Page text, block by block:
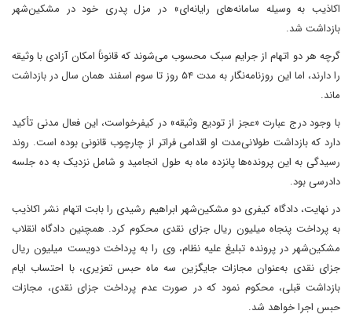
اکاذیب به وسیله سامانه‌های رایانه‌ای» در مزل پدری خود در مشکین‌شهر
بازداشت شد.
گرچه هر دو اتهام از جرایم سبک محسوب می‌شوند که قانوناً امکان آزادی با وثیقه
را دارند، اما این روزنامه‌نگار به مدت ۵۴ روز تا سوم اسفند همان سال در بازداشت
ماند.
با وجود درج عبارت «عجز از تودیع وثیقه» در کیفرخواست، این فعال مدنی تأکید
دارد که بازداشت طولانی‌مدت او اقدامی فراتر از چارچوب قانونی بوده است. روند
رسیدگی به این پرونده‌ها پانزده ماه به طول انجامید و شامل نزدیک به ده جلسه
دادرسی بود.
در نهایت، دادگاه کیفری دو مشکین‌شهر ابراهیم رشیدی را بابت اتهام نشر اکاذیب
به پرداخت پنجاه میلیون ریال جزای نقدی محکوم کرد. همچنین دادگاه انقلاب
مشکین‌شهر در پرونده تبلیغ علیه نظام، وی را به پرداخت دویست میلیون ریال
جزای نقدی به‌عنوان مجازات جایگزین سه ماه حبس تعزیری، با احتساب ایام
بازداشت قبلی، محکوم نمود که در صورت عدم پرداخت جزای نقدی، مجازات
حبس اجرا خواهد شد.